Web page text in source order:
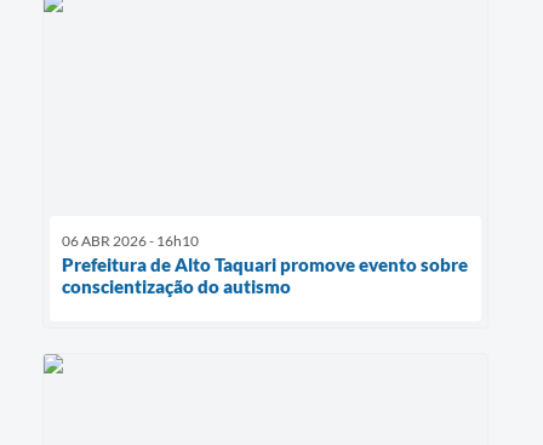
06 ABR 2026 - 16h10
Prefeitura de Alto Taquari promove evento sobre
conscientização do autismo